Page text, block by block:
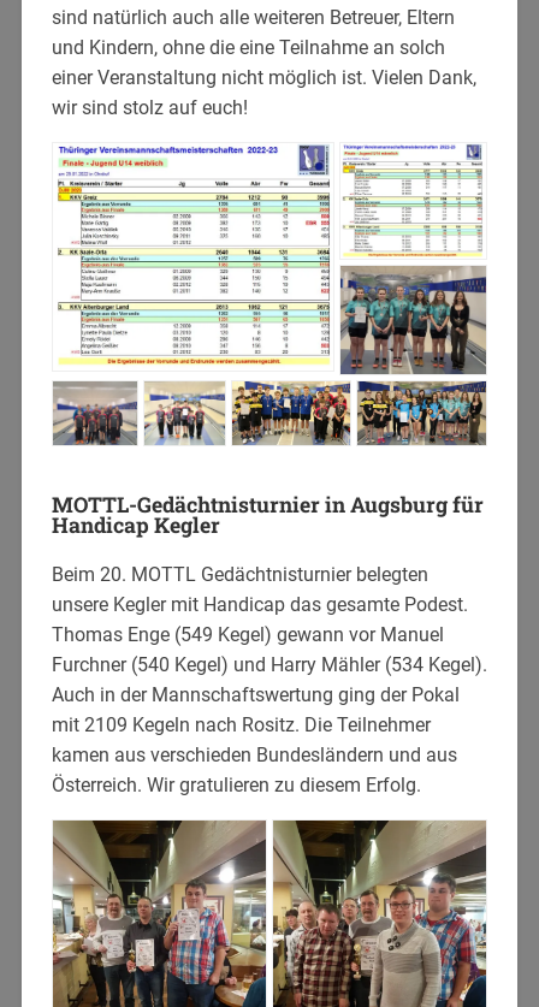
sind natürlich auch alle weiteren Betreuer, Eltern
und Kindern, ohne die eine Teilnahme an solch
einer Veranstaltung nicht möglich ist. Vielen Dank,
wir sind stolz auf euch!
MOTTL-Gedächtnisturnier in Augsburg für
Handicap Kegler
Beim 20. MOTTL Gedächtnisturnier belegten
unsere Kegler mit Handicap das gesamte Podest.
Thomas Enge (549 Kegel) gewann vor Manuel
Furchner (540 Kegel) und Harry Mähler (534 Kegel).
Auch in der Mannschaftswertung ging der Pokal
mit 2109 Kegeln nach Rositz. Die Teilnehmer
kamen aus verschieden Bundesländern und aus
Österreich. Wir gratulieren zu diesem Erfolg.